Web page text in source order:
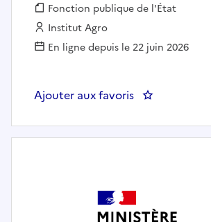
Fonction publique :
Fonction publique de l'État
Employeur :
Institut Agro
En ligne depuis le 22 juin 2026
Ajouter aux favoris :